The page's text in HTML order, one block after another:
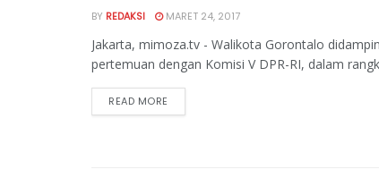
BY REDAKSI MARET 24, 2017
Jakarta, mimoza.tv - Walikota Gorontalo
pertemuan dengan Komisi V DPR-RI, dalam
READ MORE